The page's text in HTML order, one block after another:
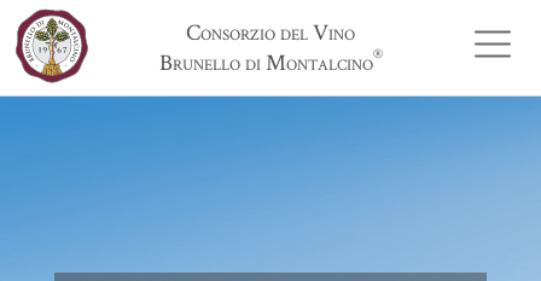
Consorzio del Vino
Brunello di Montalcino®